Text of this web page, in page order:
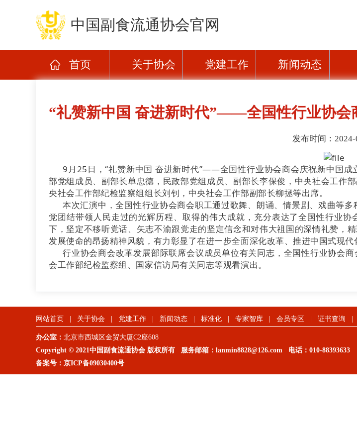
中国副食流通协会官网
首页 关于协会 党建工作 新闻动态
“礼赞新中国 奋进新时代”——全国性行业协会
发布时间：2024-
9月25日，“礼赞新中国 奋进新时代”——全国性行业协会商会庆祝新中国
部党组成员、副部长单忠德，民政部党组成员、副部长李保俊，中央社会工作
央社会工作部纪检监察组组长刘钊，中央社会工作部副部长柳拯等出席。
本次汇演中，全国性行业协会商会职工通过歌舞、朗诵、情景剧、戏曲等
党团结带领人民走过的光辉历程、取得的伟大成就，充分表达了全国性行业
下，坚定不移听党话、矢志不渝跟党走的坚定信念和对伟大祖国的深情礼赞，
发展使命的昂扬精神风貌，有力彰显了在进一步全面深化改革、推进中国式现
行业协会商会改革发展部际联席会议成员单位有关同志，全国性行业协会
会工作部纪检监察组、国家信访局有关同志等观看演出。
网站首页 关于协会 党建工作 新闻动态 标准化 专家智库 会员专区 证书查询
办公室： 北京市西城区金贸大厦C2座608
Copyright © 2021中国副食流通协会 版权所有 服务邮箱：lanmin8828@126.com 电话： 010-88393633
备案号： 京ICP备09030400号